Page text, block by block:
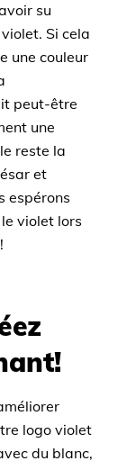
su
Si cela
une couleur
peut-être
une
reste la
et
espérons
violet lors
logo violet
du blanc,